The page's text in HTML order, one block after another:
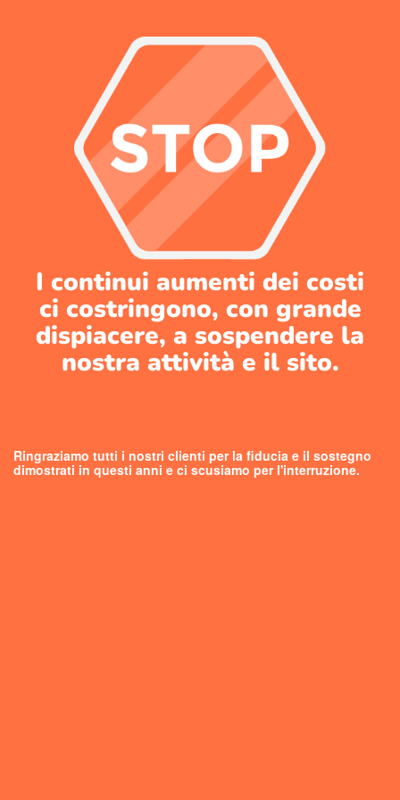
I continui aumenti dei costi
ci costringono, con grande
dispiacere, a sospendere la
nostra attività e il sito.
Ringraziamo tutti i nostri clienti per la fiducia e il sostegno
dimostrati in questi anni e ci scusiamo per l'interruzione.